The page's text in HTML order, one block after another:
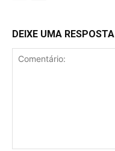
DEIXE UMA RESPOSTA